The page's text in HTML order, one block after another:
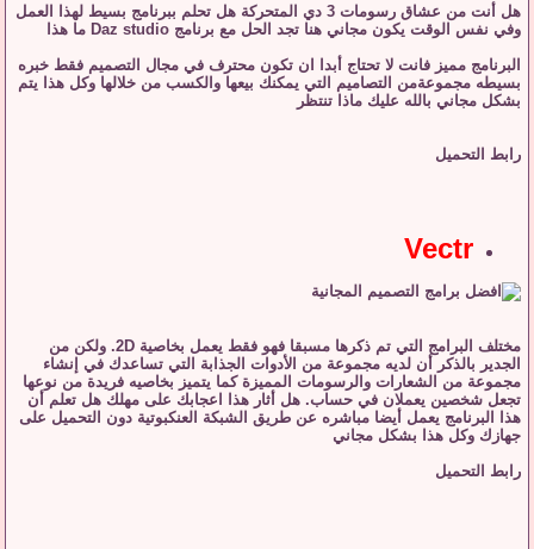
هل أنت من عشاق رسومات 3 دي المتحركة هل تحلم ببرنامج بسيط لهذا العمل
وفي نفس الوقت يكون مجاني هنا تجد الحل مع برنامج Daz studio ما هذا
البرنامج مميز فانت لا تحتاج أبدا ان تكون محترف في مجال التصميم فقط خبره
بسيطه مجموعةمن التصاميم التي يمكنك بيعها والكسب من خلالها وكل هذا يتم
بشكل مجاني بالله عليك ماذا تنتظر
رابط التحميل
Vectr
مختلف البرامج التي تم ذكرها مسبقا فهو فقط يعمل بخاصية 2D. ولكن من
الجدير بالذكر أن لديه مجموعة من الأدوات الجذابة التي تساعدك في إنشاء
مجموعة من الشعارات والرسومات المميزة كما يتميز بخاصيه فريدة من نوعها
تجعل شخصين يعملان في حساب. هل أثار هذا اعجابك على مهلك هل تعلم أن
هذا البرنامج يعمل أيضا مباشره عن طريق الشبكة العنكبوتية دون التحميل على
جهازك وكل هذا بشكل مجاني
رابط التحميل